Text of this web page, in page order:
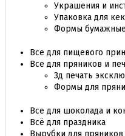
Украшения и
Упаковка для
Формы бумажные
Все для пищевого
Все для пряников и
3д печать
Формы для
Все для шоколада и
Всё для праздника
Вырубки для пряников